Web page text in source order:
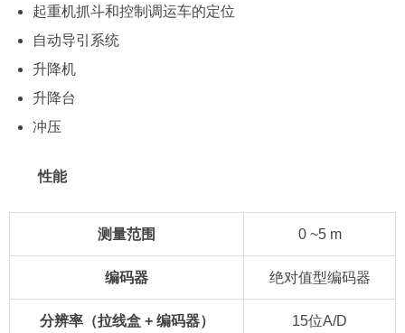
起重机抓斗和控制调运车的定位
自动导引系统
升降机
升降台
冲压
性能
测量范围 0 ~5 m
编码器 绝对值型编码器
分辨率（拉线盒 + 编码器） 15位A/D